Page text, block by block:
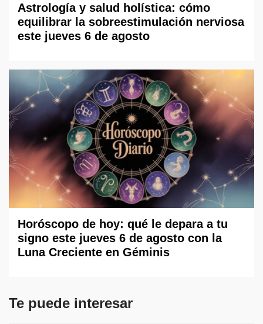
Astrología y salud holística: cómo
equilibrar la sobreestimulación nerviosa
este jueves 6 de agosto
Horóscopo de hoy: qué le depara a tu
signo este jueves 6 de agosto con la
Luna Creciente en Géminis
Te puede interesar